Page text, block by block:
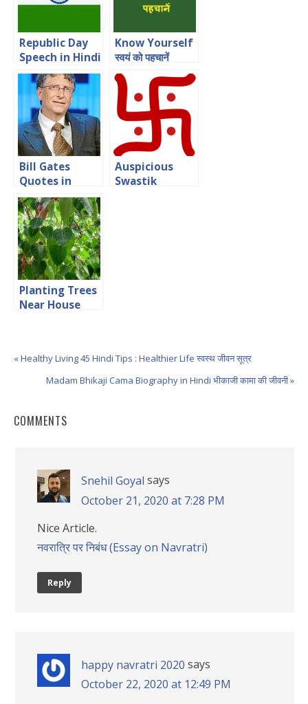
Republic Day
Speech in Hindi
for Students
Know Yourself
स्वयं को पहचानें
Bill Gates
Quotes in
Hindi
Auspicious
Swastik
Planting Trees
Near House
« Healthy Living 45 Hindi Tips : Healthier Life स्वस्थ जीवन सूत्र
Madam Bhikaji Cama Biography in Hindi भीकाजी कामा की जीवनी »
COMMENTS
Snehil Goyal says
October 21, 2020 at 7:28 PM
Nice Article.
नवरात्रि पर निबंध (Essay on Navratri)
Reply
happy navratri 2020 says
October 22, 2020 at 12:49 PM